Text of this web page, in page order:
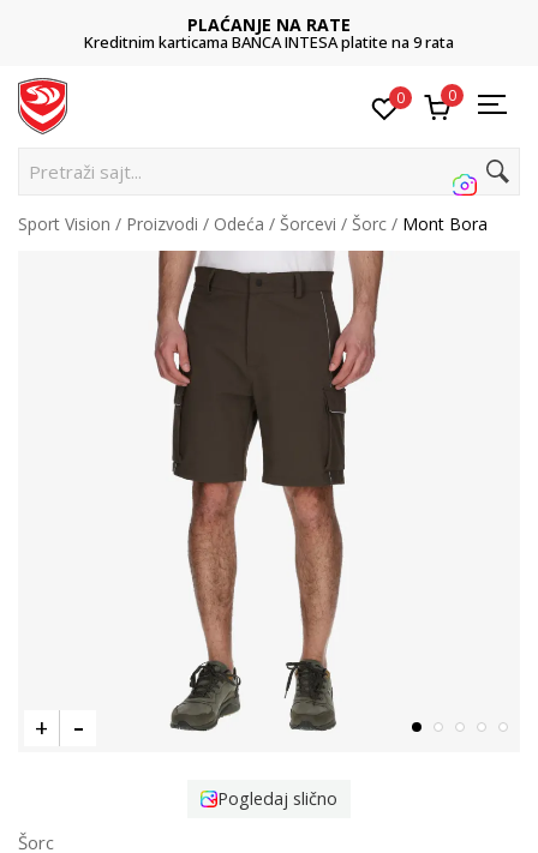
PLAĆANJE NA RATE
Kreditnim karticama BANCA INTESA platite na 9 rata
0 0
P
Sport Vision Proizvodi Odeća Šorcevi Šorc Mont Bora
Pogledaj slično
Šorc